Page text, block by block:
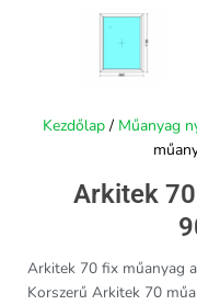
Kezdőlap / Műanyag
Arkitek
Arkitek 70 fix műanyag
Korszerű Arkitek 70